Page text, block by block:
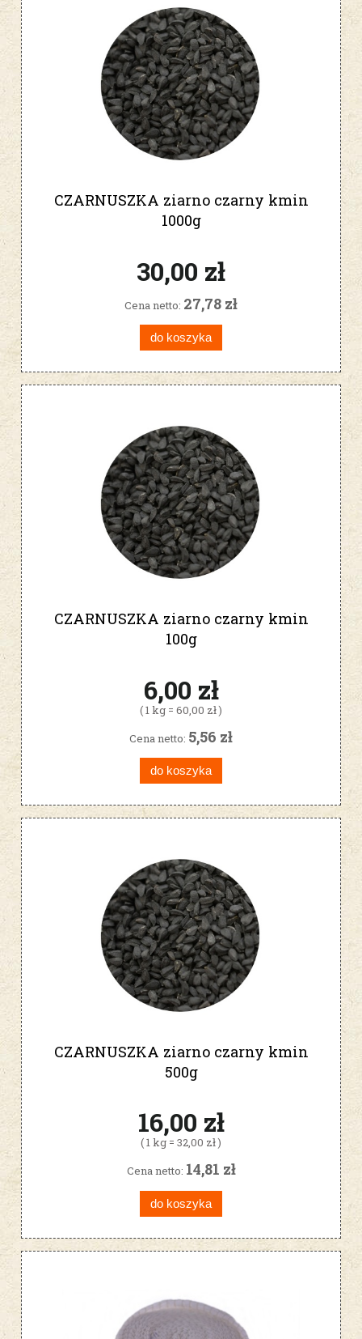
CZARNUSZKA ziarno czarny kmin
1000g
30,00 zł
Cena netto: 27,78 zł
do koszyka
CZARNUSZKA ziarno czarny kmin
100g
6,00 zł
( 1 kg = 60,00 zł )
Cena netto: 5,56 zł
do koszyka
CZARNUSZKA ziarno czarny kmin
500g
16,00 zł
( 1 kg = 32,00 zł )
Cena netto: 14,81 zł
do koszyka